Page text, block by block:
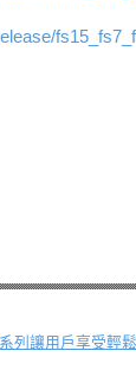
列讓用戶享受輕